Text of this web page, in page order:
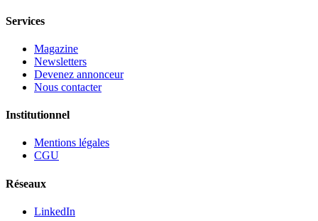
Services
Magazine
Newsletters
Devenez annonceur
Nous contacter
Institutionnel
Mentions légales
CGU
Réseaux
LinkedIn